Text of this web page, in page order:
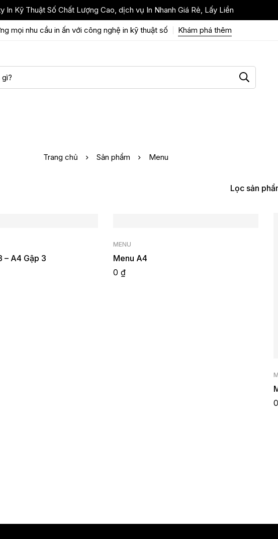
In Kỹ Thuật Số Chất Lượng Cao, dịch vụ In Nhanh Giá Rẻ, Lấy Liền
mọi nhu cầu in ấn với công nghệ in kỹ thuật số Khám phá thêm
Trang chủ Sản phẩm Menu
Lọc sản
– A4 Gập 3
MENU
Menu A4
0 ₫
0